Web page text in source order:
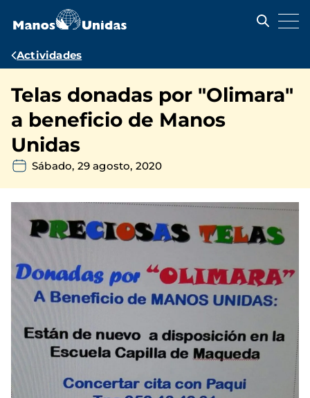
contenido
Ruta
navegación
Actividades
Telas donadas por "Olimara"
a beneficio de Manos
Unidas
Sábado, 29 agosto, 2020